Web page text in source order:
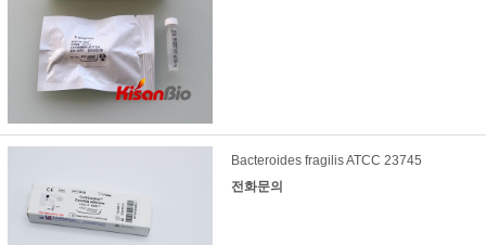
Bacteroides fragilis ATCC 23745
전화문의